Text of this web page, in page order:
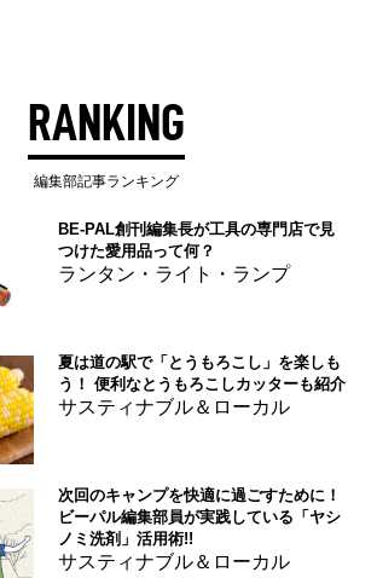
RANKING
編集部記事ランキング
BE-PAL創刊編集長が工具の専門店で見
つけた愛用品って何？
ランタン・ライト・ランプ
夏は道の駅で「とうもろこし」を楽しも
う！ 便利なとうもろこしカッターも紹介
サスティナブル＆ローカル
次回のキャンプを快適に過ごすために！
ビーパル編集部員が実践している「ヤシ
ノミ洗剤」活用術!!
サスティナブル＆ローカル